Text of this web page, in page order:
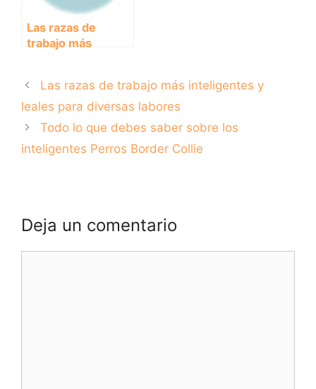
Las razas de
trabajo más
diversas labores
Las razas de trabajo más inteligentes y
leales para diversas labores
Todo lo que debes saber sobre los
inteligentes Perros Border Collie
Deja un comentario